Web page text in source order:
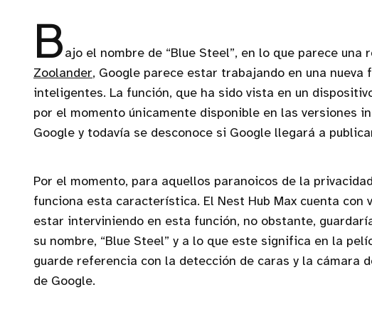
B ajo el nombre de “Blue Steel”, en lo que parece
Zoolander, Google parece estar trabajando en una nueva
inteligentes. La función, que ha sido vista en un
por el momento únicamente disponible en las versiones
Google y todavía se desconoce si Google llegará a
Por el momento, para aquellos paranoicos de la
funciona esta característica. El Nest Hub Max cuenta con
estar interviniendo en esta función, no obstante,
su nombre, “Blue Steel” y a lo que este significa en la
guarde referencia con la detección de caras y la cámara
de Google.